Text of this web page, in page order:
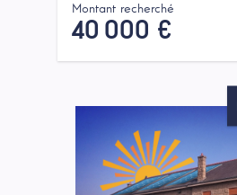
Montant recherché
40 000 €